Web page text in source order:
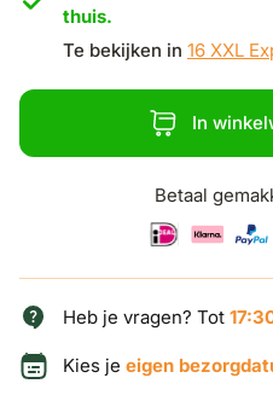
thuis.
Te bekijken in 16 XXL
In
Betaal
Heb je vragen? Tot
Kies je eigen